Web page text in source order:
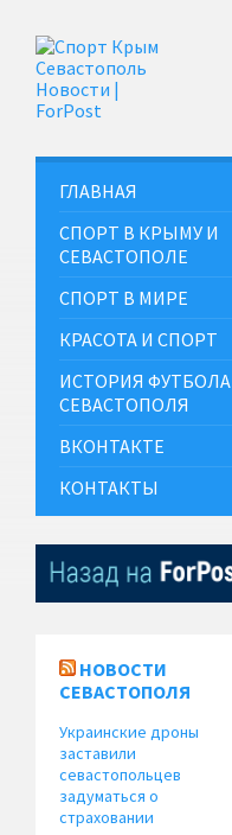
ГЛАВНАЯ
СПОРТ В КРЫМУ И
СЕВАСТОПОЛЕ
СПОРТ В МИРЕ
КРАСОТА И СПОРТ
ИСТОРИЯ ФУТБОЛА
СЕВАСТОПОЛЯ
ВКОНТАКТЕ
КОНТАКТЫ
НОВОСТИ
СЕВАСТОПОЛЯ
Украинские дроны
заставили
севастопольцев
задуматься о
страховании